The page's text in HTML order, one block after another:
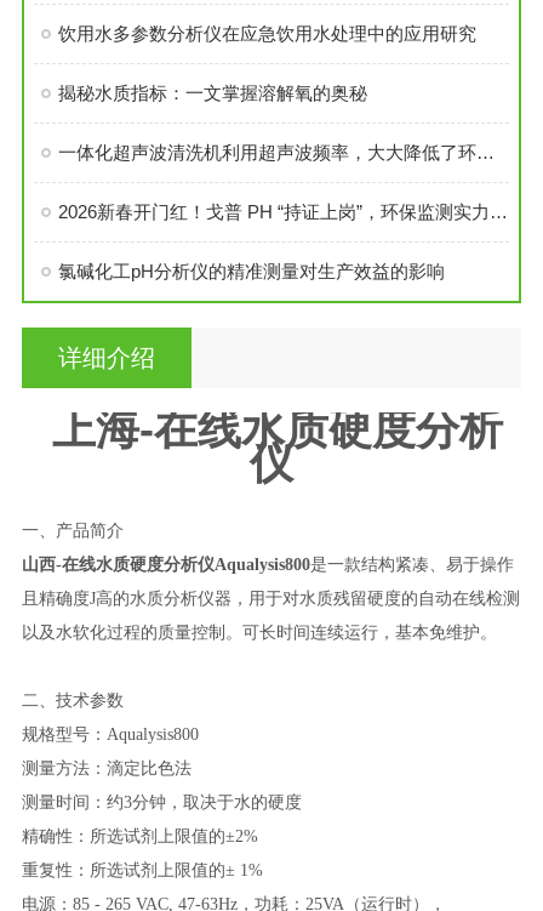
饮用水多参数分析仪在应急饮用水处理中的应用研究
揭秘水质指标：一文掌握溶解氧的奥秘
一体化超声波清洗机利用超声波频率，大大降低了环境污染
2026新春开门红！戈普 PH “持证上岗”，环保监测实力获认可
氯碱化工pH分析仪的精准测量对生产效益的影响
详细介绍
上海-在线水质硬度分析
仪
一、产品简介
山西-在线水质硬度分析仪Aqualysis800是一款结构紧凑、易于操作
且精确度J高的水质分析仪器，用于对水质残留硬度的自动在线检测
以及水软化过程的质量控制。可长时间连续运行，基本免维护。
二、技术参数
规格型号：Aqualysis800
测量方法：滴定比色法
测量时间：约3分钟，取决于水的硬度
精确性：所选试剂上限值的±2%
重复性：所选试剂上限值的± 1%
电源：85 - 265 VAC, 47-63Hz，功耗：25VA（运行时），